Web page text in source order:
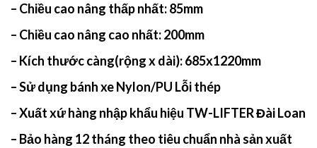
– Chiều cao nâng thấp nhất: 85mm
– Chiều cao nâng cao nhất: 200mm
– Kích thước càng(rộng x dài): 685x1220mm
– Sử dụng bánh xe Nylon/PU Lỗi thép
– Xuất xứ hàng nhập khẩu hiệu TW-LIFTER Đài Loan
– Bảo hàng 12 tháng theo tiêu chuẩn nhà sản xuất